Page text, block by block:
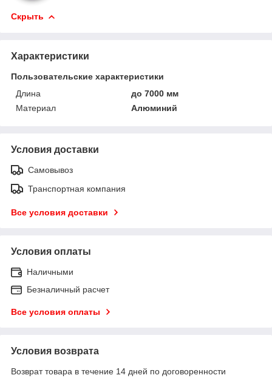
Скрыть
Характеристики
Пользовательские характеристики
Длина
до 7000 мм
Материал
Алюминий
Условия доставки
Самовывоз
Транспортная компания
Все условия доставки
Условия оплаты
Наличными
Безналичный расчет
Все условия оплаты
Условия возврата
Возврат товара в течение 14 дней по договоренности